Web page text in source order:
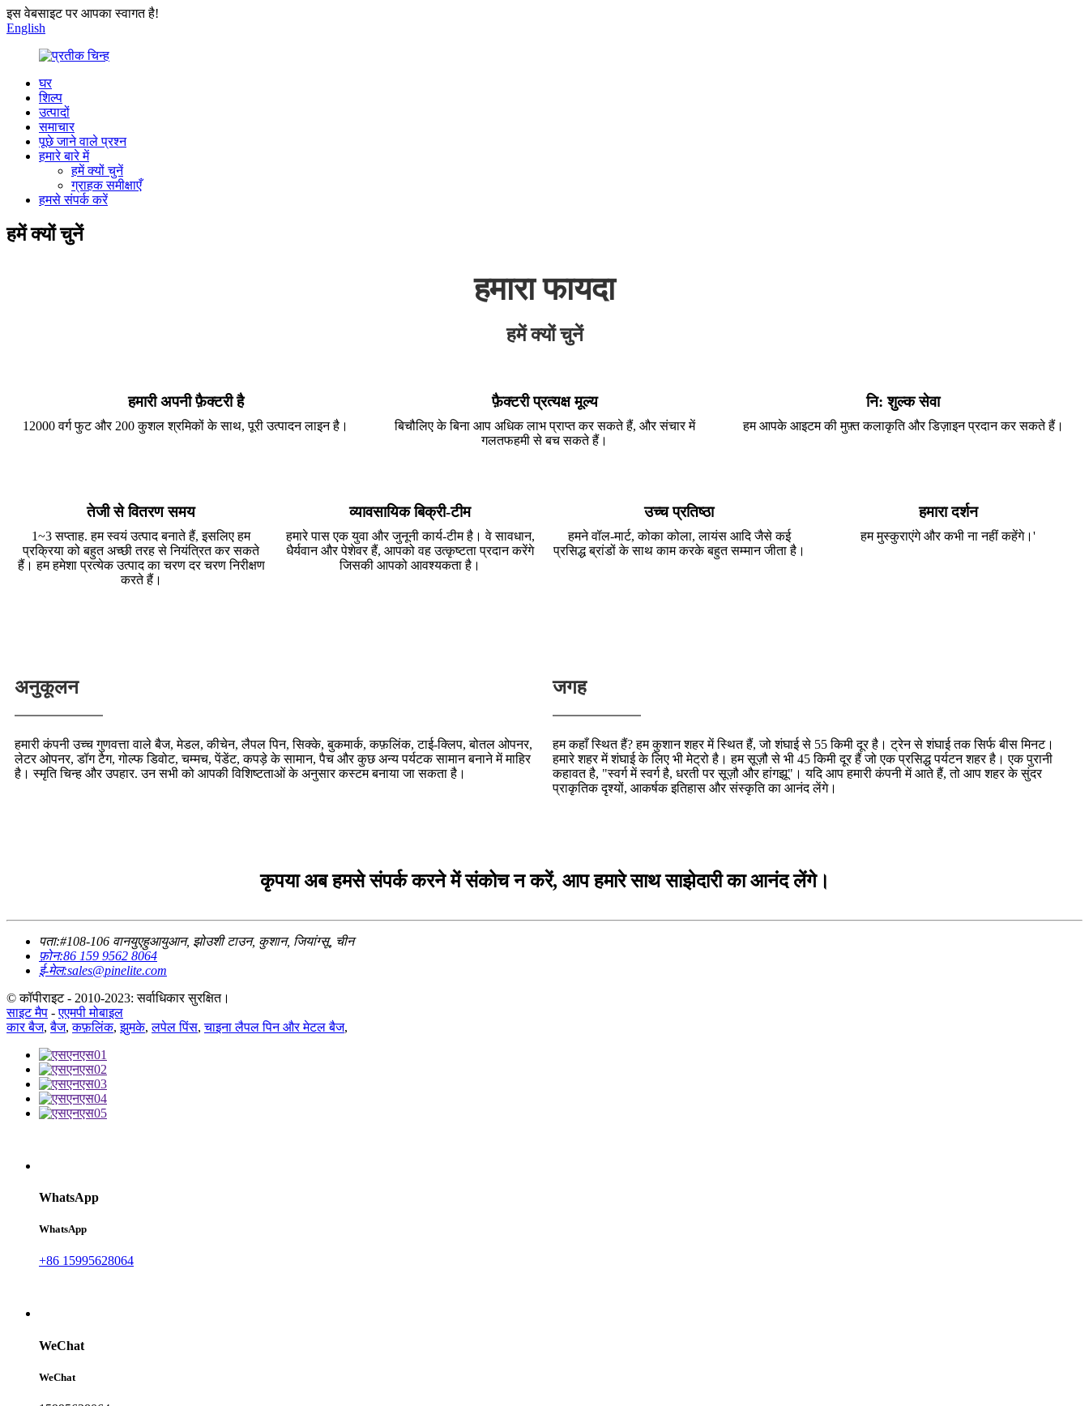
इस वेबसाइट पर आपका स्वागत है!
English
घर
शिल्प
उत्पादों
समाचार
पूछे जाने वाले प्रश्न
हमारे बारे में
हमें क्यों चुनें
ग्राहक समीक्षाएँ
हमसे संपर्क करें
हमें क्यों चुनें
हमारा फायदा
हमें क्यों चुनें
हमारी अपनी फ़ैक्टरी है
12000 वर्ग फुट और 200 कुशल श्रमिकों के साथ, पूरी उत्पादन लाइन है।
फ़ैक्टरी प्रत्यक्ष मूल्य
बिचौलिए के बिना आप अधिक लाभ प्राप्त कर सकते हैं, और संचार में
गलतफहमी से बच सकते हैं।
नि: शुल्क सेवा
हम आपके आइटम की मुफ़्त कलाकृति और डिज़ाइन प्रदान कर सकते हैं।
तेजी से वितरण समय
1~3 सप्ताह. हम स्वयं उत्पाद बनाते हैं, इसलिए हम
प्रक्रिया को बहुत अच्छी तरह से नियंत्रित कर सकते
हैं। हम हमेशा प्रत्येक उत्पाद का चरण दर चरण निरीक्षण
करते हैं।
व्यावसायिक बिक्री-टीम
हमारे पास एक युवा और जुनूनी कार्य-टीम है। वे सावधान,
धैर्यवान और पेशेवर हैं, आपको वह उत्कृष्टता प्रदान करेंगे
जिसकी आपको आवश्यकता है।
उच्च प्रतिष्ठा
हमने वॉल-मार्ट, कोका कोला, लायंस आदि जैसे कई
प्रसिद्ध ब्रांडों के साथ काम करके बहुत सम्मान जीता है।
हमारा दर्शन
हम मुस्कुराएंगे और कभी ना नहीं कहेंगे।'
अनुकूलन
हमारी कंपनी उच्च गुणवत्ता वाले बैज, मेडल, कीचेन, लैपल पिन, सिक्के, बुकमार्क, कफ़लिंक, टाई-क्लिप, बोतल ओपनर,
लेटर ओपनर, डॉग टैग, गोल्फ डिवोट, चम्मच, पेंडेंट, कपड़े के सामान, पैच और कुछ अन्य पर्यटक सामान बनाने में माहिर
है। स्मृति चिन्ह और उपहार. उन सभी को आपकी विशिष्टताओं के अनुसार कस्टम बनाया जा सकता है।
जगह
हम कहाँ स्थित हैं? हम कुशान शहर में स्थित हैं, जो शंघाई से 55 किमी दूर है। ट्रेन से शंघाई तक सिर्फ बीस मिनट।
हमारे शहर में शंघाई के लिए भी मेट्रो है। हम सूज़ौ से भी 45 किमी दूर हैं जो एक प्रसिद्ध पर्यटन शहर है। एक पुरानी
कहावत है, "स्वर्ग में स्वर्ग है, धरती पर सूज़ौ और हांगझू"। यदि आप हमारी कंपनी में आते हैं, तो आप शहर के सुंदर
प्राकृतिक दृश्यों, आकर्षक इतिहास और संस्कृति का आनंद लेंगे।
कृपया अब हमसे संपर्क करने में संकोच न करें, आप हमारे साथ साझेदारी का आनंद लेंगे।
पता:#108-106 वानयुएहुआयुआन, झोउशी टाउन, कुशान, जियांग्सू, चीन
फ़ोन:86 159 9562 8064
ई-मेल:sales@pinelite.com
© कॉपीराइट - 2010-2023: सर्वाधिकार सुरक्षित।
साइट मैप -एएमपी मोबाइल
कार बैज,बैज,कफ़लिंक,झुमके,लपेल पिंस,चाइना लैपल पिन और मेटल बैज,
WhatsApp
WhatsApp
+86 15995628064
WeChat
WeChat